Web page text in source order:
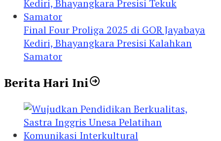
Final Four Proliga 2025 di GOR Jayabaya
Kediri, Bhayangkara Presisi Kalahkan
Samator
Berita Hari Ini